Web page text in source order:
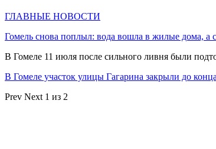
ГЛАВНЫЕ НОВОСТИ
Гомель снова поплыл: вода вошла в жилые дома, а
В Гомеле 11 июля после сильного ливня были
В Гомеле участок улицы Гагарина закрыли до
Prev Next 1 из 2